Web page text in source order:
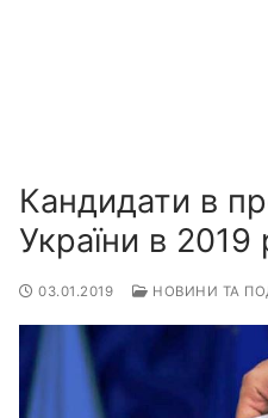
Кандидати в
України в 2019
03.01.2019 НОВИНИ ТА